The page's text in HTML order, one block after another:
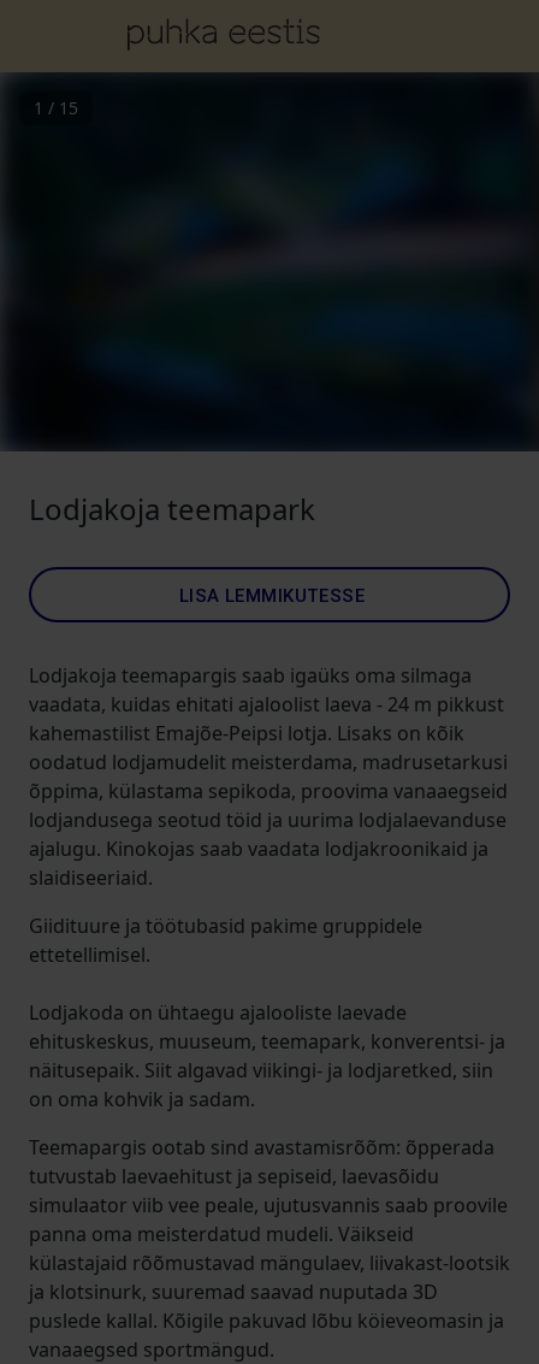
1 / 15
Lodjakoja teemapark
LISA LEMMIKUTESSE
Lodjakoja teemapargis saab igaüks oma silmaga
vaadata, kuidas ehitati ajaloolist laeva - 24 m pikkust
kahemastilist Emajõe-Peipsi lotja. Lisaks on kõik
oodatud lodjamudelit meisterdama, madrusetarkusi
õppima, külastama sepikoda, proovima vanaaegseid
lodjandusega seotud töid ja uurima lodjalaevanduse
ajalugu. Kinokojas saab vaadata lodjakroonikaid ja
slaidiseeriaid.
Giidituure ja töötubasid pakime gruppidele
ettetellimisel.
Lodjakoda on ühtaegu ajalooliste laevade
ehituskeskus, muuseum, teemapark, konverentsi- ja
näitusepaik. Siit algavad viikingi- ja lodjaretked, siin
on oma kohvik ja sadam.
Teemapargis ootab sind avastamisrõõm: õpperada
tutvustab laevaehitust ja sepiseid, laevasõidu
simulaator viib vee peale, ujutusvannis saab proovile
panna oma meisterdatud mudeli. Väikseid
külastajaid rõõmustavad mängulaev, liivakast-lootsik
ja klotsinurk, suuremad saavad nuputada 3D
puslede kallal. Kõigile pakuvad lõbu köieveomasin ja
vanaaegsed sportmängud.